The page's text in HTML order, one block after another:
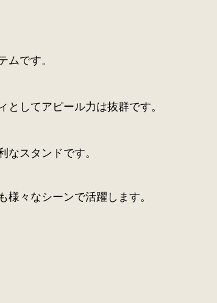
ムです。
してアピール力は抜群です。
スタンドです。
々なシーンで活躍します。